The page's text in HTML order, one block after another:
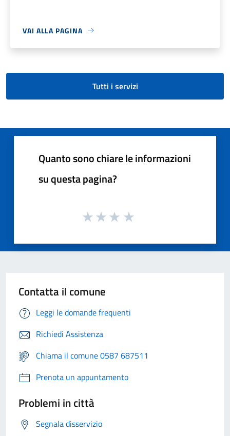
VAI ALLA PAGINA
Tutti i servizi
Quanto sono chiare le informazioni
su questa pagina?
Contatta il comune
Leggi le domande frequenti
Richiedi Assistenza
Chiama il comune 0587 687511
Prenota un appuntamento
Problemi in città
Segnala disservizio